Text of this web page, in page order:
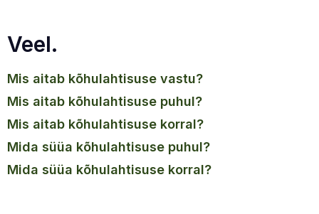
Veel.
mis aitab kõhulahtisuse vastu?
mis aitab kõhulahtisuse puhul?
mis aitab kõhulahtisuse korral?
mida süüa kõhulahtisuse puhul?
mida süüa kõhulahtisuse korral?